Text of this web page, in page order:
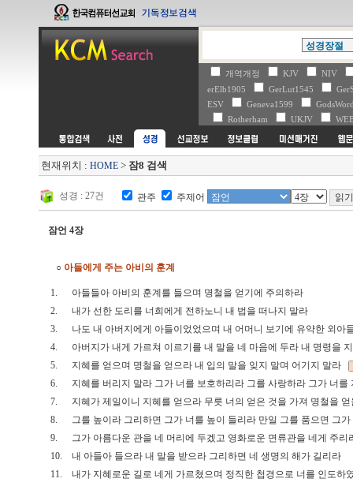
개역개정 KJV
NIV
erElb1905
GerLut1545
ESV
Geneva1599
Rotherham
UKJV
현재위치 : HOME > 잠8 검색
성경 : 27건 관주 주제어
잠언 4장
○ 아들에게 주는 아비의 훈계
1.
아들들아 아비의 훈계를 들으며 명철을 얻기에 주의하라
2.
내가 선한 도리를 너희에게 전하노니 내 법을 떠나지 말라
3.
나도 내 아버지에게 아들이었었으며 내 어머니 보기에 유약한 외
4.
아버지가 내게 가르쳐 이르기를 내 말을 네 마음에 두라 내 명령을
5.
지혜를 얻으며 명철을 얻으라 내 입의 말을 잊지 말며 어기지 말라
6.
지혜를 버리지 말라 그가 너를 보호하리라 그를 사랑하라 그가 너
7.
지혜가 제일이니 지혜를 얻으라 무릇 너의 얻은 것을 가져 명철을
8.
그를 높이라 그리하면 그가 너를 높이 들리라 만일 그를 품으면 그
9.
그가 아름다운 관을 네 머리에 두겠고 영화로운 면류관을 네게 주
10.
내 아들아 들으라 내 말을 받으라 그리하면 네 생명의 해가 길리라
11.
내가 지혜로운 길로 네게 가르쳤으며 정직한 첩경으로 너를 인도